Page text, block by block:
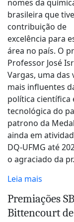
nomes da
brasileira que
contribuição de
excelência para
área no país. O
Professor José
Vargas, uma das
mais influentes
política científica
tecnológica do
patrono da
ainda em
DQ-UFMG até
o agraciado da
Leia mais
Premiações
Bittencourt